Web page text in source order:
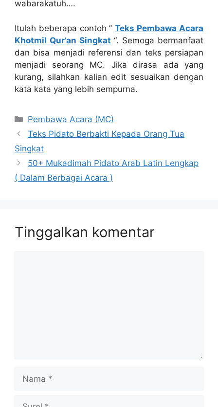
wabarakatuh….
Itulah beberapa contoh ”Teks Pembawa Acara
Khotmil Qur’an Singkat “. Semoga bermanfaat
dan bisa menjadi referensi dan teks persiapan
menjadi seorang MC. Jika dirasa ada yang
kurang, silahkan kalian edit sesuaikan dengan
kata kata yang lebih sempurna.
Kategori
Pembawa Acara (MC)
Teks Pidato Berbakti Kepada Orang Tua
Singkat
50+ Mukadimah Pidato Arab Latin Lengkap
( Dalam Berbagai Acara )
Tinggalkan komentar